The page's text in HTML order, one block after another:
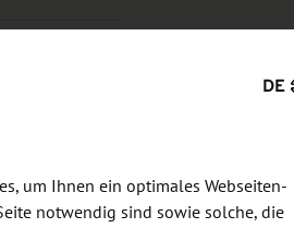
Energie
DE
um Ihnen ein optimales Webseiten-
notwendig sind sowie solche, die